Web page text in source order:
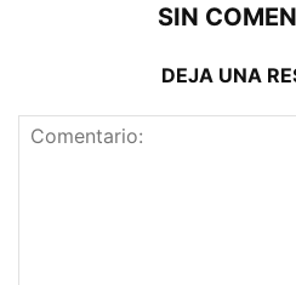
SIN
DEJA UNA